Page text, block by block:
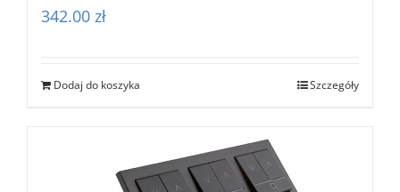
342.00 zł
Dodaj do koszyka Szczegóły